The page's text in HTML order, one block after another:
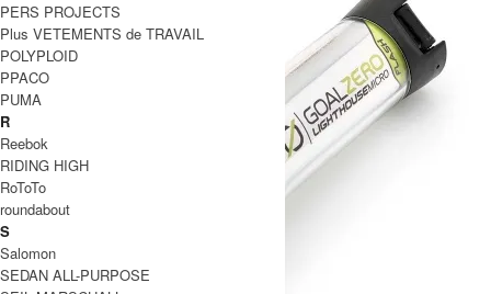
PERS PROJECTS
Plus VETEMENTS de TRAVAIL
POLYPLOID
PPACO
PUMA
R
Reebok
RIDING HIGH
RoToTo
roundabout
S
Salomon
SEDAN ALL-PURPOSE